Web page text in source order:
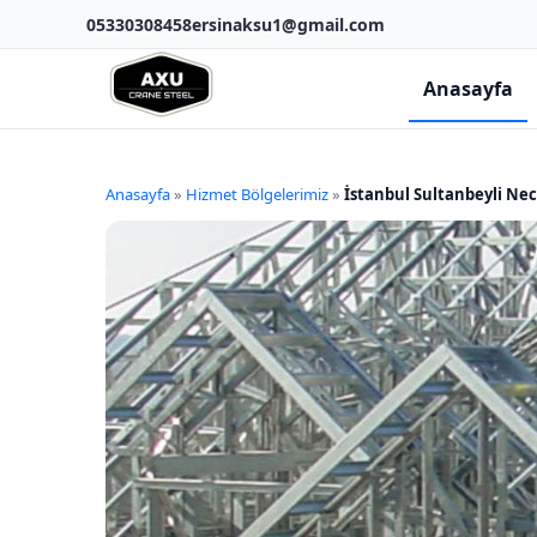
05330308458ersinaksu1@gmail.com
Anasayfa
Anasayfa» Hizmet Bölgelerimiz» İstanbul Sultanbeyli